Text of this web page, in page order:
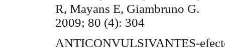
R, Mayans E, Giambruno G.
2009; 80 (4): 304
ANTICONVULSIVANTES-